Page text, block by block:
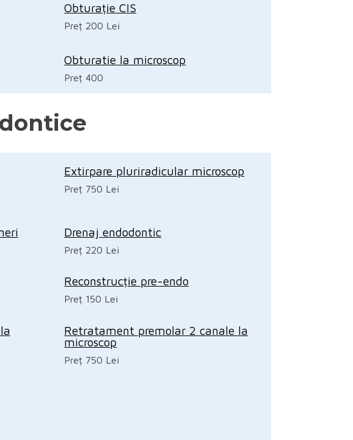
Obturație CIS
Preț 200 Lei
Obturatie la microscop
Preț 400
Extirpare pluriradicular microscop
Preț 750 Lei
Drenaj endodontic
Preț 220 Lei
Reconstrucție pre-endo
Preț 150 Lei
Retratament premolar 2 canale la
microscop
Preț 750 Lei